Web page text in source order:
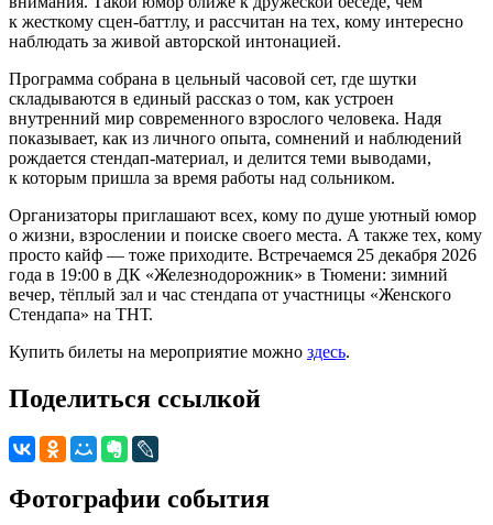
к жесткому сцен-баттлу, и рассчитан на тех, кому интересно
наблюдать за живой авторской интонацией.
Программа собрана в цельный часовой сет, где шутки
складываются в единый рассказ о том, как устроен
внутренний мир современного взрослого человека. Надя
показывает, как из личного опыта, сомнений и наблюдений
рождается стендап-материал, и делится теми выводами,
к которым пришла за время работы над сольником.
Организаторы приглашают всех, кому по душе уютный юмор
о жизни, взрослении и поиске своего места. А также тех, кому
просто кайф — тоже приходите. Встречаемся 25 декабря 2026
года в 19:00 в ДК «Железнодорожник» в Тюмени: зимний
вечер, тёплый зал и час стендапа от участницы «Женского
Стендапа» на ТНТ.
Купить билеты на мероприятие можно здесь.
Поделиться ссылкой
Фотографии события